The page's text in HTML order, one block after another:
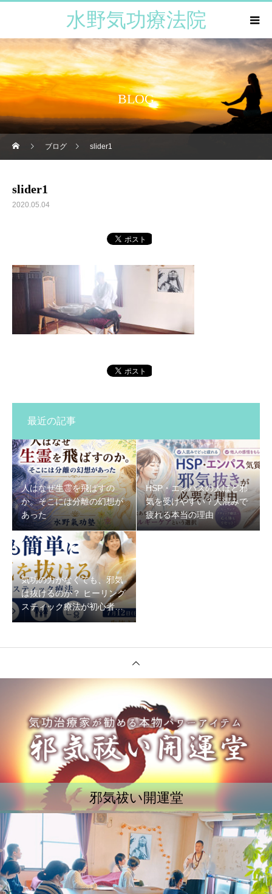
水野気功療法院
BLOG
ブログ slider1
slider1
2020.05.04
最近の記事
人はなぜ生霊を飛ばすの
か。そこには分離の幻想が
あった
HSP・エンパスの人ほど邪
気を受けやすい？人混みで
疲れる本当の理由
気功の力がなくても、邪気
は抜けるのか？ ヒーリング
スティック療法が初心者で
もできる理由
邪気祓い開運堂